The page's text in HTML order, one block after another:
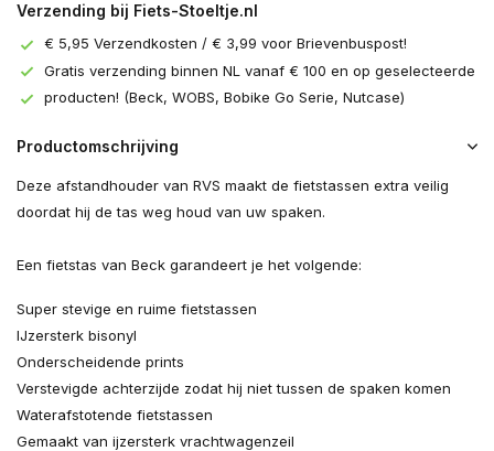
Verzending bij Fiets-Stoeltje.nl
€ 5,95 Verzendkosten / € 3,99 voor Brievenbuspost!
Gratis verzending binnen NL vanaf € 100 en op geselecteerde
producten! (Beck, WOBS, Bobike Go Serie, Nutcase)
Productomschrijving
Deze afstandhouder van RVS maakt de fietstassen extra veilig
doordat hij de tas weg houd van uw spaken.
Een fietstas van Beck garandeert je het volgende:
Super stevige en ruime fietstassen
IJzersterk bisonyl
Onderscheidende prints
Verstevigde achterzijde zodat hij niet tussen de spaken komen
Waterafstotende fietstassen
Gemaakt van ijzersterk vrachtwagenzeil